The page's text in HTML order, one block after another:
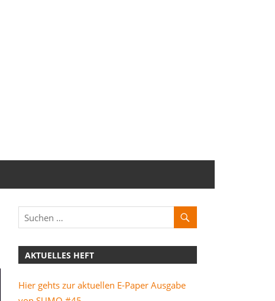
AKTUELLES HEFT
Hier gehts zur aktuellen E-Paper Ausgabe